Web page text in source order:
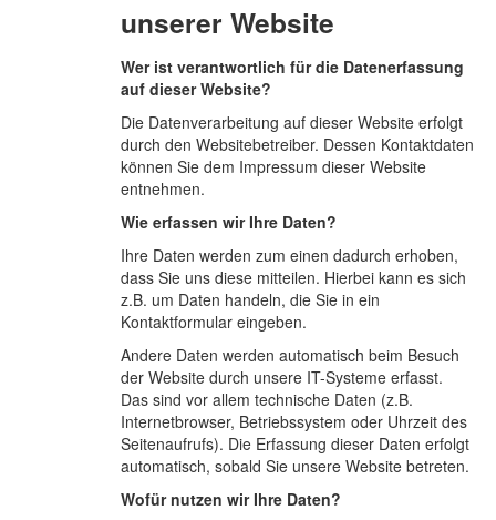
unserer Website
Wer ist verantwortlich für die Datenerfassung
auf dieser Website?
Die Datenverarbeitung auf dieser Website erfolgt
durch den Websitebetreiber. Dessen Kontaktdaten
können Sie dem Impressum dieser Website
entnehmen.
Wie erfassen wir Ihre Daten?
Ihre Daten werden zum einen dadurch erhoben,
dass Sie uns diese mitteilen. Hierbei kann es sich
z.B. um Daten handeln, die Sie in ein
Kontaktformular eingeben.
Andere Daten werden automatisch beim Besuch
der Website durch unsere IT-Systeme erfasst.
Das sind vor allem technische Daten (z.B.
Internetbrowser, Betriebssystem oder Uhrzeit des
Seitenaufrufs). Die Erfassung dieser Daten erfolgt
automatisch, sobald Sie unsere Website betreten.
Wofür nutzen wir Ihre Daten?